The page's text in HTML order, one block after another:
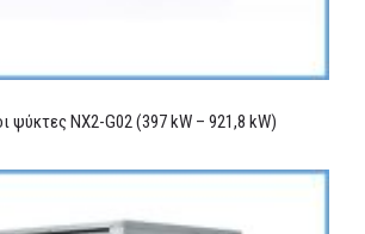
ψύκτες NX2-G02 (397 kW – 921,8 kW)